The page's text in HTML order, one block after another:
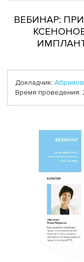
ВЕБИНАР:
Докладчик:
Время проведения: